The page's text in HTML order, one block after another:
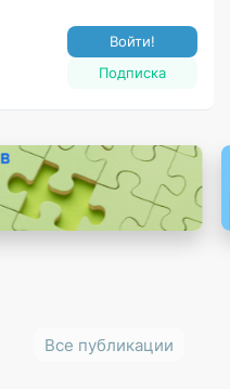
Подписка
Войти!
Все публикации